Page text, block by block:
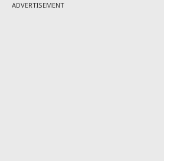
ADVERTISEMENT